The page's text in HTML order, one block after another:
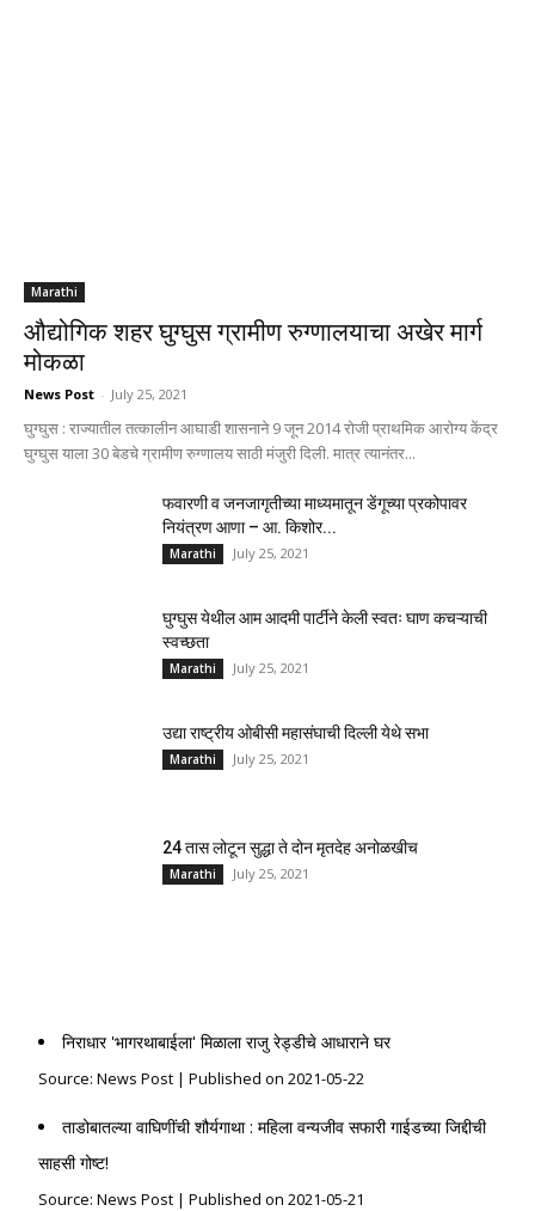
Marathi
औद्योगिक शहर घुग्घुस ग्रामीण रुग्णालयाचा अखेर मार्ग
मोकळा
News Post - July 25, 2021
घुग्घुस : राज्यातील तत्कालीन आघाडी शासनाने 9 जून 2014 रोजी प्राथमिक आरोग्य केंद्र
घुग्घुस याला 30 बेडचे ग्रामीण रुग्णालय साठी मंजुरी दिली. मात्र त्यानंतर...
फवारणी व जनजागृतीच्या माध्यमातून डेंगूच्या प्रकोपावर
नियंत्रण आणा – आ. किशोर...
Marathi July 25, 2021
घुग्घुस येथील आम आदमी पार्टीने केली स्वतः घाण कचऱ्याची
स्वच्छता
Marathi July 25, 2021
उद्या राष्ट्रीय ओबीसी महासंघाची दिल्ली येथे सभा
Marathi July 25, 2021
24 तास लोटून सुद्धा ते दोन मृतदेह अनोळखीच
Marathi July 25, 2021
निराधार 'भागरथाबाईला' मिळाला राजु रेड्डीचे आधाराने घर
Source: News Post Published on 2021-05-22
ताडोबातल्या वाघिणींची शौर्यगाथा : महिला वन्यजीव सफारी गाईडच्या जिद्दीची
साहसी गोष्ट!
Source: News Post Published on 2021-05-21